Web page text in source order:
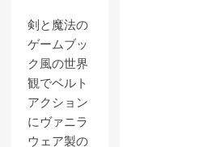
剣と魔法の
ゲームブッ
ク風の世界
観でベルト
アクション
にヴァニラ
ウェア製の